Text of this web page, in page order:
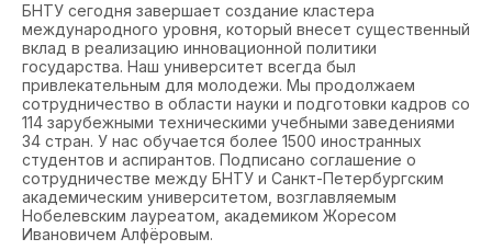
БНТУ сегодня завершает создание кластера
международного уровня, который внесет существенный
вклад в реализацию инновационной политики
государства. Наш университет всегда был
привлекательным для молодежи. Мы продолжаем
сотрудничество в области науки и подготовки кадров со
114 зарубежными техническими учебными заведениями
34 стран. У нас обучается более 1500 иностранных
студентов и аспирантов. Подписано соглашение о
сотрудничестве между БНТУ и Санкт-Петербургским
академическим университетом, возглавляемым
Нобелевским лауреатом, академиком Жоресом
Ивановичем Алфёровым.